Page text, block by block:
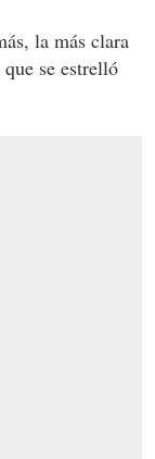
la más clara
que se estrelló